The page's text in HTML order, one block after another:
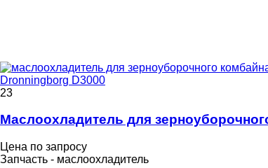
Dronningborg D3000
23
Маслоохладитель для
Цена по запросу
Запчасть - маслоохладитель